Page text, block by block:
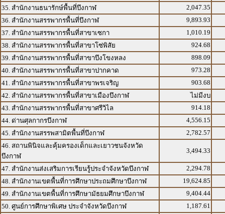
35. สำนักงานธนารักษ์พื้นที่บึงกาฬ
2,047.35
36. สำนักงานสรรพากรพื้นที่บึงกาฬ
9,893.93
37. สำนักงานสรรพากรพื้นที่สาขาเซกา
1,010.19
38. สำนักงานสรรพากรพื้นที่สาขาโซ่พิสัย
924.68
39. สำนักงานสรรพากรพื้นที่สาขาบึงโขงหลง
898.09
40. สำนักงานสรรพากรพื้นที่สาขาปากคาด
973.28
41. สำนักงานสรรพากรพื้นที่สาขาพรเจริญ
903.68
42. สำนักงานสรรพากรพื้นที่สาขาเมืองบึงกาฬ
ไม่มีงบ
43. สำนักงานสรรพากรพื้นที่สาขาศรีวิไล
914.18
44. ด่านศุลกากรบึงกาฬ
4,556.15
45. สำนักงานสรรพสามิตพื้นที่บึงกาฬ
2,782.57
46. สถานพินิจและคุ้มครองเด็กและเยาวชนจังหวัด
บึงกาฬ
3,494.33
47. สำนักงานส่งเสริมการเรียนรู้ประจำจังหวัดบึงกาฬ
2,294.78
48. สำนักงานเขตพื้นที่การศึกษาประถมศึกษาบึงกาฬ
19,624.85
49. สำนักงานเขตพื้นที่การศึกษามัธยมศึกษาบึงกาฬ
9,404.44
50. ศูนย์การศึกษาพิเศษ ประจำจังหวัดบึงกาฬ
1,187.61